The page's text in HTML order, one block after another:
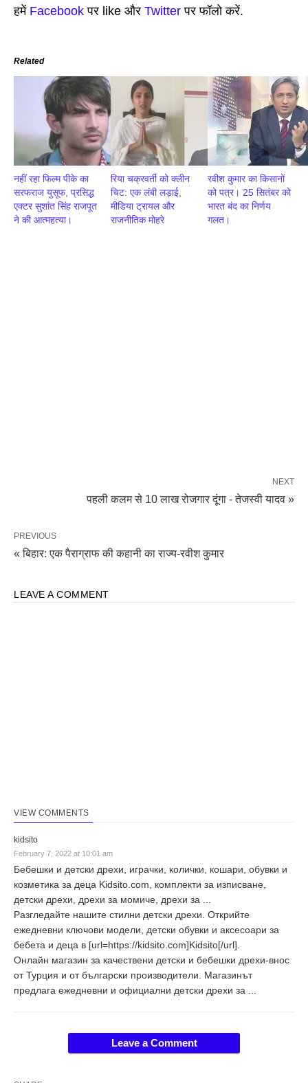
हमें Facebook पर like और Twitterपर फॉलो करें.
Related
नहीं रहा फिल्म पीके का
सरफराज युसूफ, प्रसिद्ध
एक्टर सुशांत सिंह राजपूत
ने की आत्महत्या।
रिया चक्रवर्ती को क्लीन
चिट: एक लंबी लड़ाई,
मीडिया ट्रायल और
राजनीतिक मोहरे
रवीश कुमार का किसानों
को पत्र। 25 सितंबर को
भारत बंद का निर्णय
गलत।
NEXT
पहली कलम से 10 लाख रोजगार दूंगा - तेजस्वी यादव »
PREVIOUS
« बिहार: एक पैराग्राफ की कहानी का राज्य-रवीश कुमार
LEAVE A COMMENT
VIEW COMMENTS
kidsito
February 7, 2022 at 10:01 am
Бебешки и детски дрехи, играчки, колички, кошари, обувки и
козметика за деца Kidsito.com, комплекти за изписване,
детски дрехи, дрехи за момиче, дрехи за ...
Разгледайте нашите стилни детски дрехи. Открийте
ежедневни ключови модели, детски обувки и аксесоари за
бебета и деца в [url=https://kidsito.com]Kidsito[/url].
Онлайн магазин за качествени детски и бебешки дрехи-внос
от Турция и от български производители. Магазинът
предлага ежедневни и официални детски дрехи за ...
Leave a Comment